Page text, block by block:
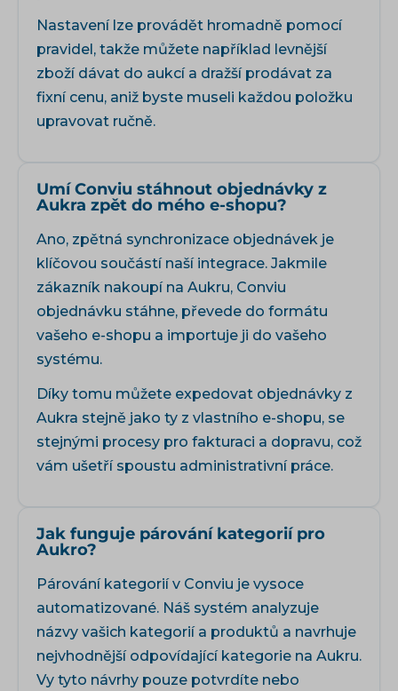
Nastavení lze provádět hromadně pomocí
pravidel, takže můžete například levnější
zboží dávat do aukcí a dražší prodávat za
fixní cenu, aniž byste museli každou položku
upravovat ručně.
Umí Conviu stáhnout objednávky z
Aukra zpět do mého e-shopu?
Ano, zpětná synchronizace objednávek je
klíčovou součástí naší integrace. Jakmile
zákazník nakoupí na Aukru, Conviu
objednávku stáhne, převede do formátu
vašeho e-shopu a importuje ji do vašeho
systému.
Díky tomu můžete expedovat objednávky z
Aukra stejně jako ty z vlastního e-shopu, se
stejnými procesy pro fakturaci a dopravu, což
vám ušetří spoustu administrativní práce.
Jak funguje párování kategorií pro
Aukro?
Párování kategorií v Conviu je vysoce
automatizované. Náš systém analyzuje
názvy vašich kategorií a produktů a navrhuje
nejvhodnější odpovídající kategorie na Aukru.
Vy tyto návrhy pouze potvrdíte nebo